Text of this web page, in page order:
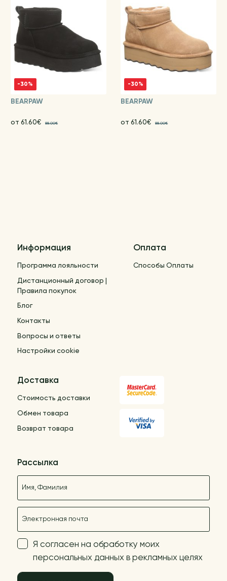
-30%
BEARPAW
от 61.60€ 88.00€
-30%
BEARPAW
от 61.60€ 88.00€
Информация
Программа лояльности
Дистанционный договор |
Правила покупок
Блог
Контакты
Вопросы и ответы
Настройки cookie
Оплата
Способы Оплаты
Доставка
Стоимость доставки
Обмен товара
Возврат товара
Рассылка
Я согласен на обработку моих
персональных данных в рекламных целях